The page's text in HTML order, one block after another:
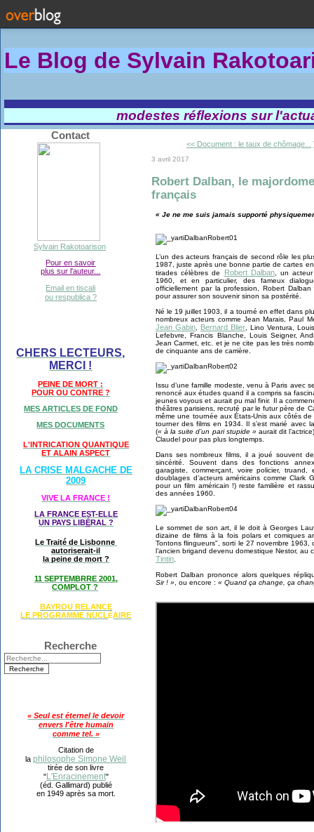
Le Blog de Sylvain Rakotoa
modestes réflexions sur
Contact
Sylvain Rakotoarison
Pour en savoir
plus sur l'auteur...
Email en tiscali
ou respublica ?
CHERS LECTEURS,
MERCI !
PEINE DE MORT :
POUR OU CONTRE ?
MES ARTICLES DE FOND
MES DOCUMENTS
L'INTRICATION QUANTIQUE
ET ALAIN ASPECT
LA CRISE MALGACHE DE
2009
VIVE LA FRANCE !
LA FRANCE EST-ELLE
UN PAYS LIBÉRAL ?
Le Traité de Lisbonne
autoriserait-il
la peine de mort ?
11 SEPTEMBRRE 2001,
COMPLOT ?
BAYROU RELANCE
LE PROGRAMME NUCLÉAIRE
Recherche
« Seul est éternel le devoir
envers l'être humain
comme tel. »
Citation de
laphilosophe Simone Weil
tirée de son livre
"L'Enracinement"
(éd. Gallimard) publié
en 1949 après sa mort.
<< Document : le taux de chômage...
3 avril 2017
Robert Dalban, le
français
« Je ne me suis jamais supporté
L’un des acteurs français de second rôle les
1987, juste après une bonne partie de cartes
tirades célèbres de
Robert Dalban, un acteur
1960, et en particulier, des fameux
officiellement par la profession, Robert
pour assurer son souvenir sinon sa postérité.
Né le 19 juillet 1903, il a tourné en effet dans
nombreux acteurs comme Jean Marais, Paul
Jean Gabin Bernard Blier , Lino Ventura,
Lefebvre, Francis Blanche, Louis Seigner,
Jean Carmet, etc. et je ne cite pas les très
de cinquante ans de carrière.
Issu d’une famille modeste, venu à Paris avec
renoncé aux études quand il a compris sa
jeunes voyous et aurait pu mal finir. Il a
théâtres parisiens, recruté par le futur père de
même une tournée aux États-Unis aux côtés
tourner des films en 1934. Il s’est marié avec
(« à la suite d’un pari stupide » aurait dit
Claudel pour pas plus longtemps.
Dans ses nombreux films, il a joué souvent
sincérité. Souvent dans des fonctions
garagiste, commerçant, voire policier,
doublages d’acteurs américains comme
pour un film américain !) reste familière et
des années 1960.
Le sommet de son art, il le doit à Georges
dizaine de films à la fois polars et comiques
Tontons flingueurs", sorti le 27 novembre 1963,
l’ancien brigand devenu domestique Nestor,
Tintin
Robert Dalban prononce alors quelques
Sir ! » , ou encore : « Quand ça change, ça